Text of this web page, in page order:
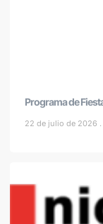
Programa de
22 de julio de 2026